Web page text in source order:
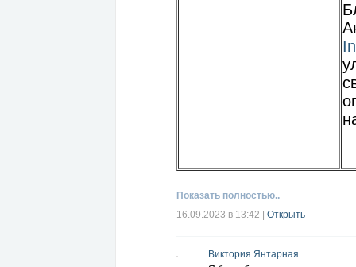
Читать далее...
Показать полностью..
16.09.2023 в 13:42
Открыть
Виктория Янтарная